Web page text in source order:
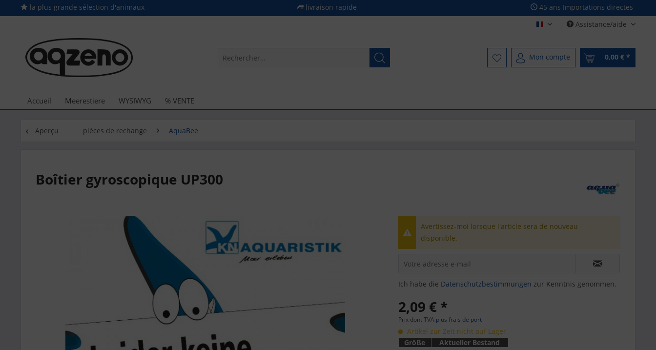
la plus grande sélection d'animaux livraison rapide 45 ans Importations directes
Französisch - French
Assistance/aide
Mon compte 0,00 € *
Accueil Meerestiere WYSIWYG % VENTE
Aperçu pièces de rechange AquaBee
Boîtier gyroscopique UP300
Avertissez-moi lorsque l'article sera de nouveau
disponible.
Ich habe die Datenschutzbestimmungen zur Kenntnis genommen.
2,09 € *
Prix dont TVA plus frais de port
Artikel zur Zeit nicht auf Lager
Größe
Aktueller Bestand